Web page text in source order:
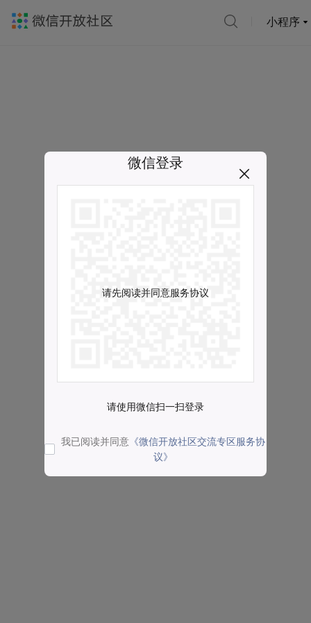
小程序
微信登录
请先阅读并同意服务协议
请使用微信扫一扫登录
我已阅读并同意 《微信开放社区交流专区服务协
议》